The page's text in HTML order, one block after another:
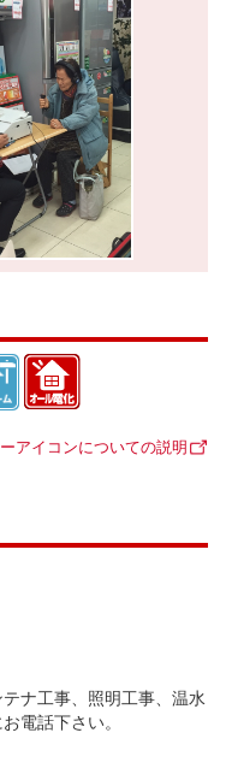
アイコンについての説明
ナ工事、照明工事、温水
電話下さい。